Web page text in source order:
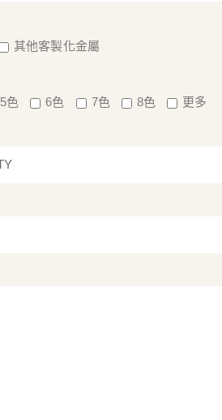
其他客製化金屬
5色 6色 7色 8色 更多